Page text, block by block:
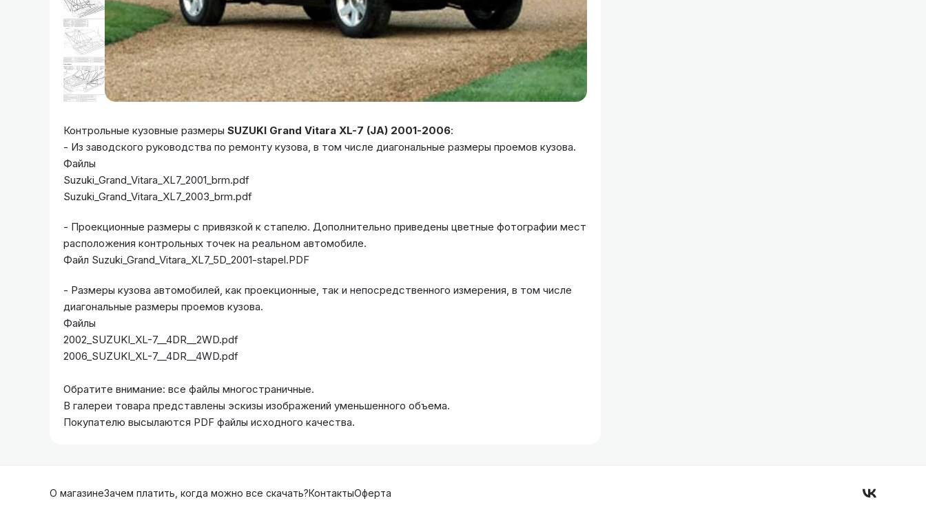
Контрольные кузовные размеры SUZUKI Grand Vitara XL-7 (JA) 2001-2006:
- Из заводского руководства по ремонту кузова, в том числе диагональные размеры проемов кузова.
Файлы
Suzuki_Grand_Vitara_XL7_2001_brm.pdf
Suzuki_Grand_Vitara_XL7_2003_brm.pdf
- Проекционные размеры с привязкой к стапелю. Дополнительно приведены цветные фотографии мест
расположения контрольных точек на реальном автомобиле.
Файл Suzuki_Grand_Vitara_XL7_5D_2001-stapel.PDF
- Размеры кузова автомобилей, как проекционные, так и непосредственного измерения, в том числе
диагональные размеры проемов кузова.
Файлы
2002_SUZUKI_XL-7__4DR__2WD.pdf
2006_SUZUKI_XL-7__4DR__4WD.pdf
Обратите внимание: все файлы многостраничные.
В галереи товара представлены эскизы изображений уменьшенного объема.
Покупателю высылаются PDF файлы исходного качества.
О магазинеЗачем платить, когда можно все скачать?КонтактыОферта